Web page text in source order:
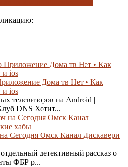
Дома тв Нет • Как
и ios
телевизоров на Android |
DNS Хотит...
Сегодня Омск Канал Дискавери
детективный рассказ о
ФБР р...